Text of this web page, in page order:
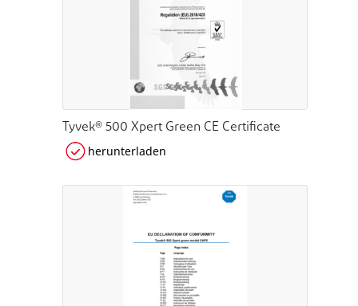
Tyvek® 500 Xpert Green CE Certificate
herunterladen